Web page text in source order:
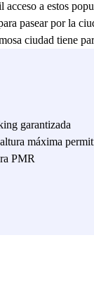
a estos
pasear por la
ciudad tiene
la riqueza
en restaurantes
Louise para una
Petit Paris para
ambiente cálido y
Clémenceau, ha
garantizada
máxima
PMR